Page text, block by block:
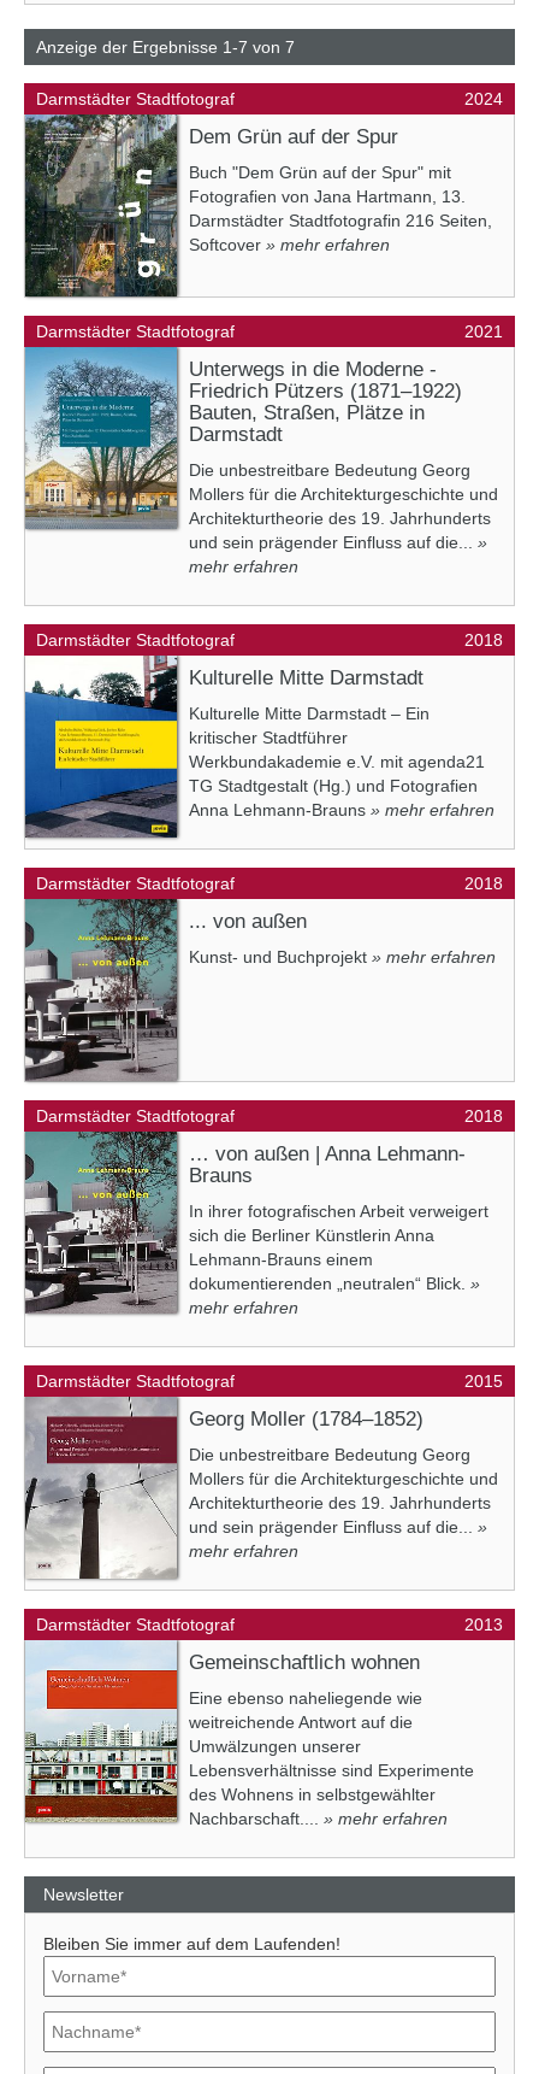
Anzeige der Ergebnisse 1-7 von 7
Darmstädter Stadtfotograf 2024
Dem Grün auf der Spur
Buch "Dem Grün auf der Spur" mit
Fotografien von Jana Hartmann, 13.
Darmstädter Stadtfotografin 216 Seiten,
Softcover » mehr erfahren
Darmstädter Stadtfotograf 2021
Unterwegs in die Moderne -
Friedrich Pützers (1871–1922)
Bauten, Straßen, Plätze in
Darmstadt
Die unbestreitbare Bedeutung Georg
Mollers für die Architekturgeschichte und
Architekturtheorie des 19. Jahrhunderts
und sein prägender Einfluss auf die... »
mehr erfahren
Darmstädter Stadtfotograf 2018
Kulturelle Mitte Darmstadt
Kulturelle Mitte Darmstadt – Ein
kritischer Stadtführer
Werkbundakademie e.V. mit agenda21
TG Stadtgestalt (Hg.) und Fotografien
Anna Lehmann-Brauns » mehr erfahren
Darmstädter Stadtfotograf 2018
... von außen
Kunst- und Buchprojekt » mehr erfahren
Darmstädter Stadtfotograf 2018
… von außen | Anna Lehmann-
Brauns
In ihrer fotografischen Arbeit verweigert
sich die Berliner Künstlerin Anna
Lehmann-Brauns einem
dokumentierenden „neutralen“ Blick. »
mehr erfahren
Darmstädter Stadtfotograf 2015
Georg Moller (1784–1852)
Die unbestreitbare Bedeutung Georg
Mollers für die Architekturgeschichte und
Architekturtheorie des 19. Jahrhunderts
und sein prägender Einfluss auf die... »
mehr erfahren
Darmstädter Stadtfotograf 2013
Gemeinschaftlich wohnen
Eine ebenso naheliegende wie
weitreichende Antwort auf die
Umwälzungen unserer
Lebensverhältnisse sind Experimente
des Wohnens in selbstgewählter
Nachbarschaft.... » mehr erfahren
Newsletter
Bleiben Sie immer auf dem Laufenden!